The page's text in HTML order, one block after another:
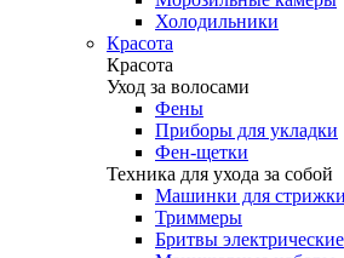
Холодильники
Красота
Красота
Уход за волосами
Фены
Приборы для укладки
Фен-щетки
Техника для ухода за собой
Машинки для стрижки
Триммеры
Бритвы электрические